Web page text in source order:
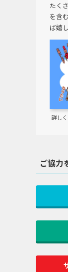
たく
を含
ば嬉
詳し
ご協力